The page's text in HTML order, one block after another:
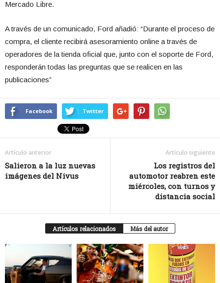
Mercado Libre.
A través de un comunicado, Ford añadió: “Durante el proceso de
compra, el cliente recibirá asesoramiento online a través de
operadores de la tienda oficial que, junto con el soporte de Ford,
responderán todas las preguntas que se realicen en las
publicaciones”
Facebook Twitter
Artículo anterior
Salieron a la luz nuevas
imágenes del Nivus
Artículo siguiente
Los registros del
automotor reabren este
miércoles, con turnos y
distancia social
Artículos relacionados Más del autor